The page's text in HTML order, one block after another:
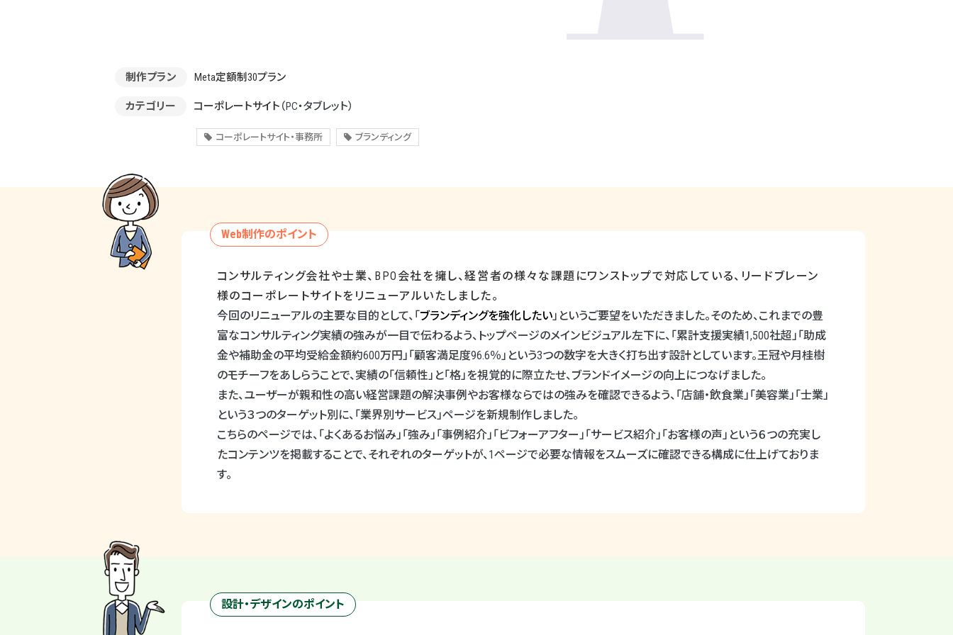
制作プラン Meta定額制30プラン
カテゴリー コーポレートサイト （PC・タブレット）
コーポレートサイト・事務所 ブランディング
Web制作のポイント
コンサルティング会社や士業、 BPO 会社を擁し、経営者の様々な課題にワンストップで対応している、リードブレーン
様のコーポレートサイトをリニューアルいたしました。
今回のリニューアルの主要な目的として、「ブランディングを強化したい」というご要望をいただきました。そのため、これまでの豊
富なコンサルティング実績の強みが一目で伝わるよう、トップページのメインビジュアル左下に、「累計支援実績1,500社超」「助成
金や補助金の平均受給金額約600万円」「顧客満足度96.6％」という3つの数字を大きく打ち出す設計としています。王冠や月桂樹
のモチーフをあしらうことで、実績の「信頼性」と「格」を視覚的に際立たせ、ブランドイメージの向上につなげました。
また、ユーザーが親和性の高い経営課題の解決事例やお客様ならではの強みを確認できるよう、「店舗・飲食業」「美容業」「士業」
という３つのターゲット別に、「業界別サービス」ページを新規制作しました。
こちらのページでは、「よくあるお悩み」「強み」「事例紹介」「ビフォーアフター」「サービス紹介」「お客様の声」という６つの充実し
たコンテンツを掲載することで、それぞれのターゲットが、1ページで必要な情報をスムーズに確認できる構成に仕上げておりま
す。
設計・デザインのポイント